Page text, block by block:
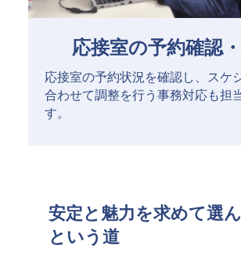
応接室の予約確認
応接室の予約状況を確認し、スケ
合わせて調整を行う事務対応も担
す。
安定と魅力を求めて選
という道